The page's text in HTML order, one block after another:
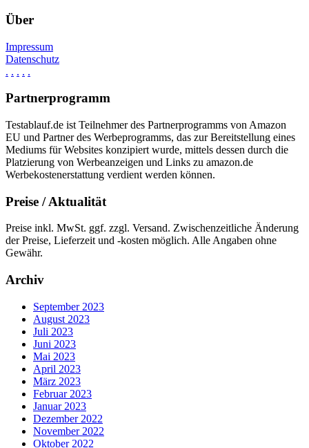
Über
Impressum
Datenschutz
. . . . .
Partnerprogramm
Testablauf.de ist Teilnehmer des Partnerprogramms von Amazon
EU und Partner des Werbeprogramms, das zur Bereitstellung eines
Mediums für Websites konzipiert wurde, mittels dessen durch die
Platzierung von Werbeanzeigen und Links zu amazon.de
Werbekostenerstattung verdient werden können.
Preise / Aktualität
Preise inkl. MwSt. ggf. zzgl. Versand. Zwischenzeitliche Änderung
der Preise, Lieferzeit und -kosten möglich. Alle Angaben ohne
Gewähr.
Archiv
September 2023
August 2023
Juli 2023
Juni 2023
Mai 2023
April 2023
März 2023
Februar 2023
Januar 2023
Dezember 2022
November 2022
Oktober 2022